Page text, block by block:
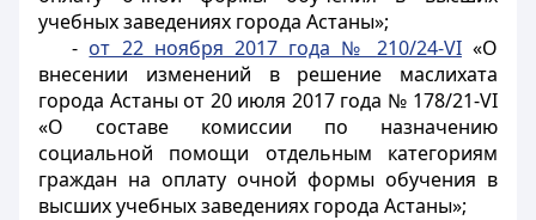
учебных заведениях города Астаны»;
- от 22 ноября 2017 года № 210/24-VI«О
внесении изменений в решение маслихата
города Астаны от 20 июля 2017 года № 178/21-VI
«О составе комиссии по назначению
социальной помощи отдельным категориям
граждан на оплату очной формы обучения в
высших учебных заведениях города Астаны»;